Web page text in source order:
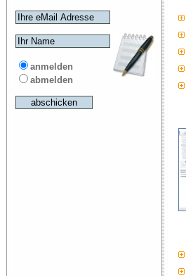
anmelden
abmelden